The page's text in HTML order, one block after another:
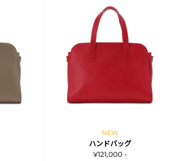
NEW
ハンドバッグ
¥121,000 -